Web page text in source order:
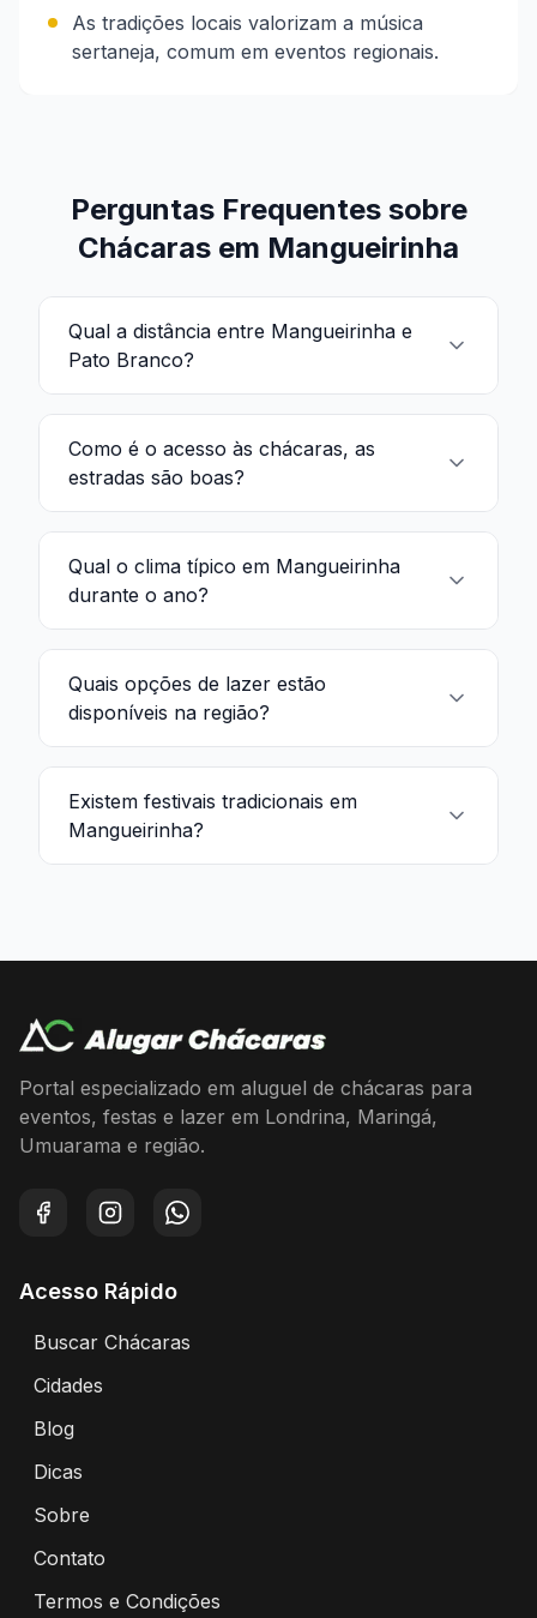
As tradições locais valorizam a música
sertaneja, comum em eventos regionais.
Perguntas Frequentes sobre
Chácaras em Mangueirinha
Qual a distância entre Mangueirinha e
Pato Branco?
Como é o acesso às chácaras, as
estradas são boas?
Qual o clima típico em Mangueirinha
durante o ano?
Quais opções de lazer estão
disponíveis na região?
Existem festivais tradicionais em
Mangueirinha?
Portal especializado em aluguel de chácaras para
eventos, festas e lazer em Londrina, Maringá,
Umuarama e região.
FacebookInstagramWhatsApp
Acesso Rápido
Buscar Chácaras
Cidades
Blog
Dicas
Sobre
Contato
Termos e Condições